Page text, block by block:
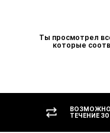
Ты просмотрел
которые
ВОЗМОЖНОСТЬ
ТЕЧЕНИЕ 30 ДНЕЙ